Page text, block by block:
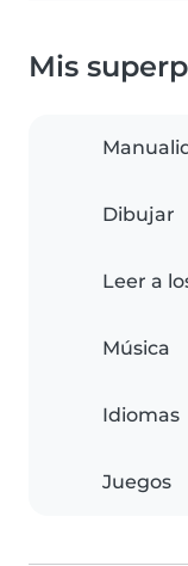
Mis
Dibujar
Leer a
Música
Idiomas
Juegos